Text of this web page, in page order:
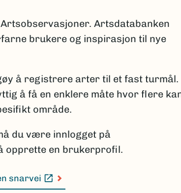
Artsdatabanken
brukere og inspirasjon til nye
å registrere arter til et fast turmål.
å få en enklere måte hvor flere
område.
du være innlogget på
opprette en brukerprofil.
snarvei